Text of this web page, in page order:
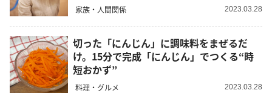
家族・人間関係 2023.03.28
切った「にんじん」に調味料をまぜるだ
け。15分で完成「にんじん」でつくる“時
短おかず”
料理・グルメ 2023.03.28